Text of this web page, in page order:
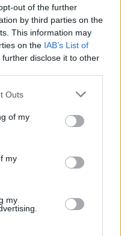
out of the further
by third parties on the
This information may
on the IAB’s List of
further disclose it to other
Outs
of my
my
my